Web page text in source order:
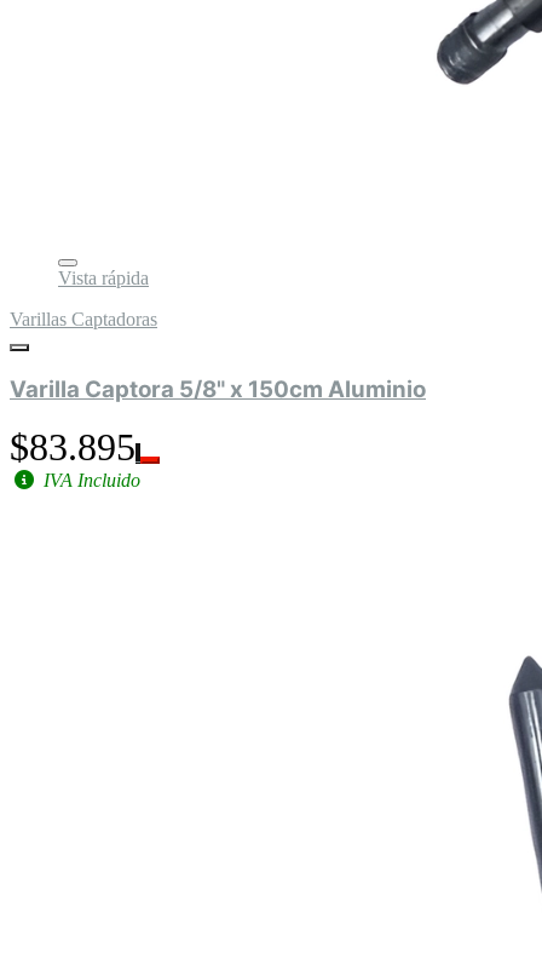
Vista rápida
Varillas Captadoras
Varilla Captora 5/8" x 150cm Aluminio
$83.895
IVA Incluido